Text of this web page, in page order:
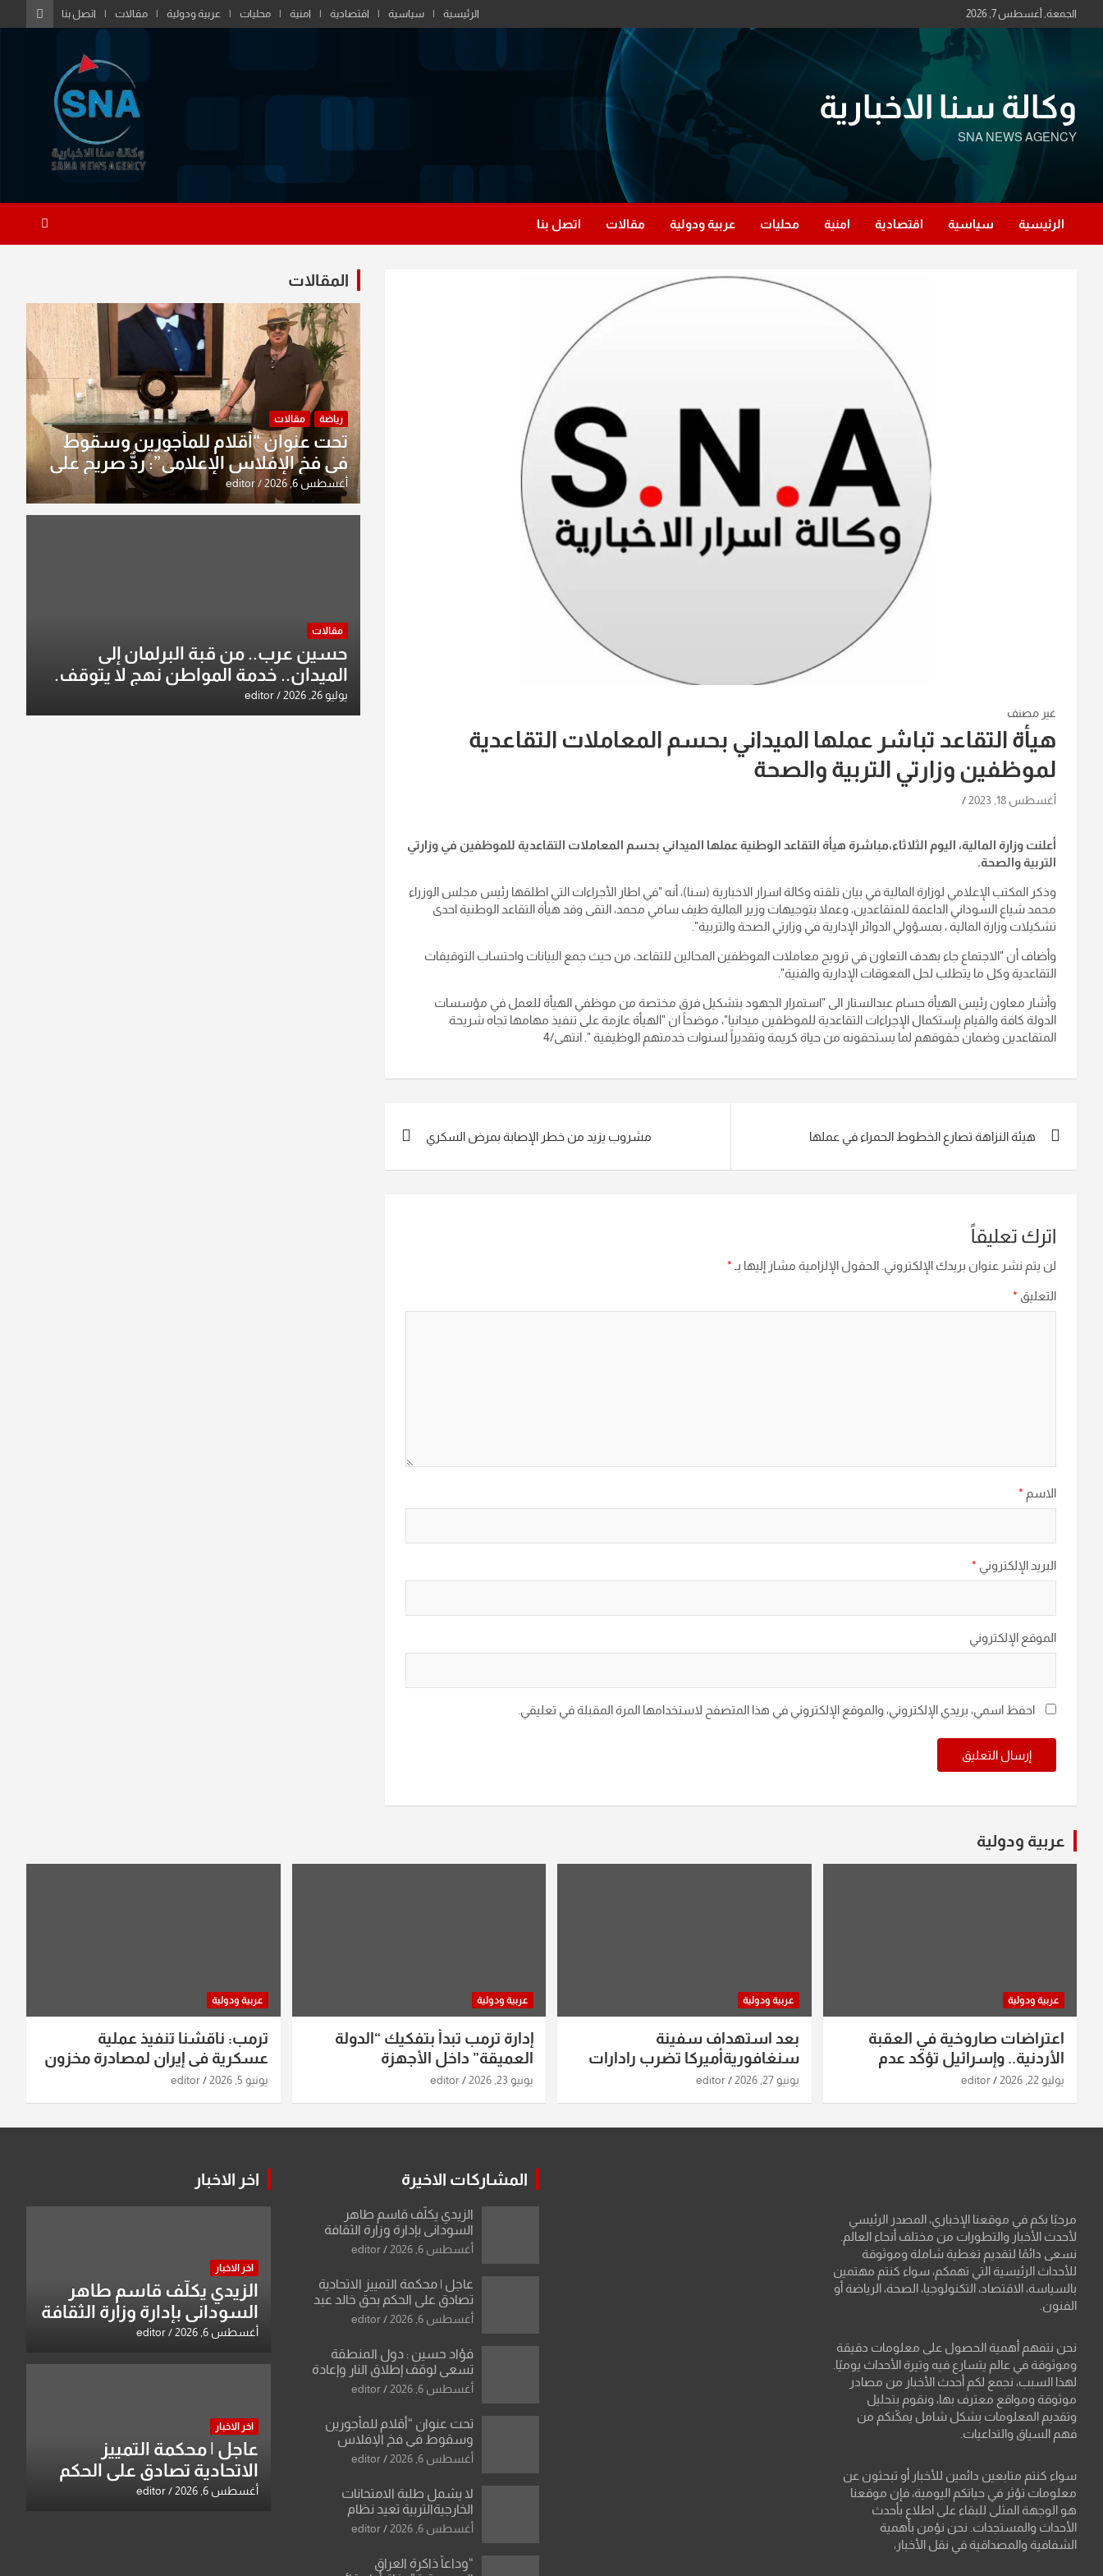
to
الجمعة, أغسطس 7, 2026 الرئيسية سياسية اقتصادية امنية محليات عربية ودولية مقالات اتصل بنا
وكالة سنا الاخبارية
SNA NEWS AGENCY
الرئيسية سياسية اقتصادية امنية محليات عربية ودولية مقالات اتصل بنا
غير مصنف
هيأة التقاعد تباشر عملها الميداني بحسم المعاملات التقاعدية
لموظفين وزارتي التربية والصحة
أغسطس 18, 2023
أعلنت وزارة المالية، اليوم الثلاثاء،مباشرة هيأة التقاعد الوطنية عملها الميداني بحسم المعاملات التقاعدية للموظفين في وزارتي
التربية والصحة.
وذكر المكتب الإعلامي لوزارة المالية في بيان تلقته وكالة اسرار الاخبارية (سنا)، أنه "في اطار الأجراءات التي اطلقها رئيس مجلس الوزراء
محمد شياع السوداني الداعمة للمتقاعدين، وعملا بتوجيهات وزير المالية طيف سامي محمد، التقى وفد هيأة التقاعد الوطنية احدى
تشكيلات وزارة المالية ، بمسؤولي الدوائر الإدارية في وزارتي الصحة والتربية".
وأضاف أن "الاجتماع جاء بهدف التعاون في ترويج معاملات الموظفين المحالين للتقاعد، من حيث جمع البيانات واحتساب التوقيفات
التقاعدية وكل ما يتطلب لحل المعوقات الإدارية والفنية".
وأشار معاون رئيس الهيأة حسام عبدالستار الى "استمرار الجهود بتشكيل فرق مختصة من موظفي الهيأة للعمل في مؤسسات
الدولة كافة والقيام بإستكمال الإجراءات التقاعدية للموظفين ميدانيا"، موضحاً ان "الهيأة عازمة على تنفيذ مهامها تجاه شريحة
المتقاعدين وضمان حقوقهم لما يستحقونه من حياة كريمة وتقديراً لسنوات خدمتهم الوظيفية ". انتهى/4
المقالات
هيئة النزاهة تصارع الخطوط الحمراء في عملها مشروب يزيد من خطر الإصابة بمرض السكري
اترك تعليقاً
لن يتم نشر عنوان بريدك الإلكتروني. الحقول الإلزامية مشار إليها بـ *
التعليق *
الاسم *
البريد الإلكتروني *
الموقع الإلكتروني
احفظ اسمي، بريدي الإلكتروني، والموقع الإلكتروني في هذا المتصفح لاستخدامها المرة المقبلة في تعليقي.
المقالات
رياضة مقالات
تحت عنوان “أقلام للمأجورين وسقوط
في فخ الإفلاس الإعلامي”: ردٌّ صريح على
افتراءات سمير الشكرجي
أغسطس 6, 2026 editor
مقالات
حسين عرب.. من قبة البرلمان إلى
الميدان.. خدمة المواطن نهج لا يتوقف.
يوليو 26, 2026 editor
عربية ودولية
عربية ودولية
اعتراضات صاروخية في العقبة
الأردنية.. وإسرائيل تؤكد عدم
استهدافها
يوليو 22, 2026 editor
عربية ودولية
بعد استهداف سفينة
سنغافوريةأميركا تضرب رادارات
ومواقع صواريخ ومسيرات إيران..
يونيو 27, 2026 editor
عربية ودولية
إدارة ترمب تبدأ بتفكيك “الدولة
العميقة” داخل الأجهزة
الاستخباراتية
يونيو 23, 2026 editor
عربية ودولية
ترمب: ناقشنا تنفيذ عملية
عسكرية في إيران لمصادرة مخزون
اليورانيوم
يونيو 5, 2026 editor
مرحبًا بكم في موقعنا الإخباري، المصدر الرئيسي
لأحدث الأخبار والتطورات من مختلف أنحاء العالم.
نسعى دائمًا لتقديم تغطية شاملة وموثوقة
للأحداث الرئيسية التي تهمكم، سواء كنتم مهتمين
بالسياسة، الاقتصاد، التكنولوجيا، الصحة، الرياضة أو
الفنون.
نحن نتفهم أهمية الحصول على معلومات دقيقة
وموثوقة في عالم يتسارع فيه وتيرة الأحداث يوميًا.
لهذا السبب، نجمع لكم أحدث الأخبار من مصادر
موثوقة ومواقع معترف بها، ونقوم بتحليل
وتقديم المعلومات بشكل شامل يمكّنكم من
فهم السياق والتداعيات.
سواء كنتم متابعين دائمين للأخبار أو تبحثون عن
معلومات تؤثر في حياتكم اليومية، فإن موقعنا
هو الوجهة المثلى للبقاء على اطلاع بأحدث
الأحداث والمستجدات. نحن نؤمن بأهمية
الشفافية والمصداقية في نقل الأخبار،
المشاركات الاخيرة
الزيدي يكلّف قاسم طاهر
السوداني بإدارة وزارة الثقافة
أغسطس 6, 2026 editor
عاجل | محكمة التمييز الاتحادية
تصادق على الحكم بحق خالد عبد
الواحد كبيان
أغسطس 6, 2026 editor
فؤاد حسين : دول المنطقة
تسعى لوقف إطلاق النار وإعادة
فتح مضيق هرمز .. والعراق يطرح
أغسطس 6, 2026 editor
تحت عنوان “أقلام للمأجورين
وسقوط في فخ الإفلاس
الإعلامي”: ردٌّ صريح على افتراءات
أغسطس 6, 2026 editor
لا يشمل طلبة الامتحانات
الخارجيةالتربية تعيد نظام
المحاولات لطلبة السادس
أغسطس 6, 2026 editor
“وداعاً ذاكرة العراق
اخر الاخبار
اخر الاخبار
الزيدي يكلّف قاسم طاهر
السوداني بإدارة وزارة الثقافة
أغسطس 6, 2026 editor
اخر الاخبار
عاجل | محكمة التمييز
الاتحادية تصادق على الحكم
بحق خالد عبد الواحد كبيان
أغسطس 6, 2026 editor